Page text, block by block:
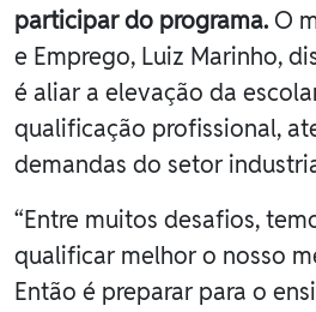
participar do programa. O
e Emprego, Luiz Marinho,
é aliar a elevação da
qualificação profissional,
demandas do setor
“Entre muitos desafios,
qualificar melhor o nosso
Então é preparar para o